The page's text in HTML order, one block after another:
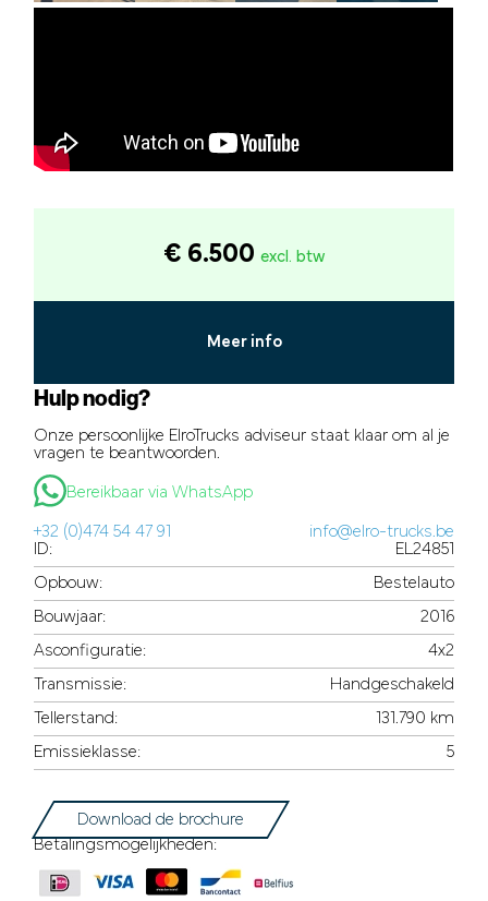
€ 6.500 excl. btw
Meer info
Hulp nodig?
Onze persoonlijke ElroTrucks adviseur staat klaar om al je
vragen te beantwoorden.
Bereikbaar via WhatsApp
+32 (0)474 54 47 91
info@elro-trucks.be
ID:
EL24851
Opbouw:
Bestelauto
Bouwjaar:
2016
Asconfiguratie:
4x2
Transmissie:
Handgeschakeld
Tellerstand:
131.790 km
Emissieklasse:
5
Download de brochure
Betalingsmogelijkheden: